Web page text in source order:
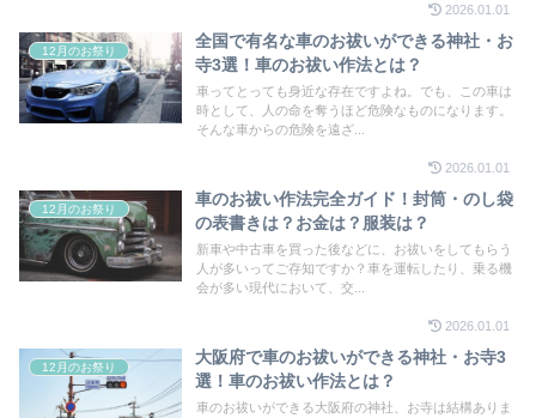
2026.01.01
12月のお祭り
全国で有名な車のお祓いができる神社・お
寺3選！車のお祓い作法とは？
車ってとっても身近な存在ですよね。でも、この車は
時として、人の命を奪うほど危険なものになります。
そんな車からの危険を遠ざ...
2026.01.01
12月のお祭り
車のお祓い作法完全ガイド！封筒・のし袋
の表書きは？お金は？服装は？
新車や中古車を買った後などに、お祓いをしてもらう
人が多いってご存知ですか？車を運転したり、乗る機
会が多い現代において、交...
2026.01.01
12月のお祭り
大阪府で車のお祓いができる神社・お寺3
選！車のお祓い作法とは？
車のお祓いができる大阪府の神社、お寺は結構ありま